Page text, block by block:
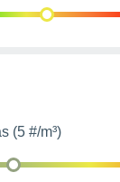
(5 #/m³)